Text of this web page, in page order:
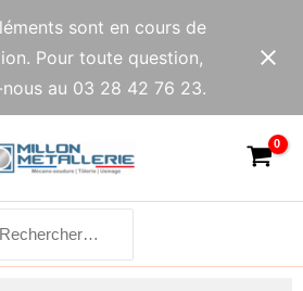
sont en cours de
Pour toute question,
au 03 28 42 76 23.